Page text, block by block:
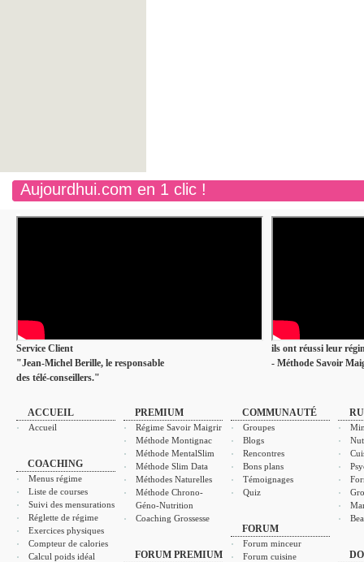
Aujourdhui.com en 1 clic !
Service Client
"Jean-Michel Berille, le responsable
des télé-conseillers."
ils ont réussi leur
- Méthode Savoir
ACCUEIL
Accueil
COACHING
Menus régime
Liste de courses
Suivi des mensurations
Réglette de régime
Exercices physiques
Compteur de calories
Calcul poids idéal
PREMIUM
Régime Savoir Maigrir
Méthode Montignac
Méthode MentalSlim
Méthode Slim Data
Méthodes Naturelles
Méthode Chrono-
Géno-Nutrition
Coaching Grossesse
FORUM PREMIUM
COMMUNAUTÉ
Groupes
Blogs
Rencontres
Bons plans
Témoignages
Quiz
FORUM
Forum minceur
Forum cuisine